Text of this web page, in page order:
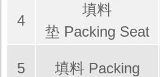
4
填料
垫 Packing Seat
5 填料 Packing